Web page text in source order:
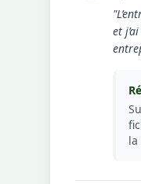
et
la